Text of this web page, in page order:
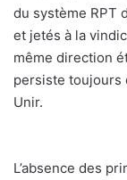
du système RPT
et jetés à la
même direction
persiste toujours
Unir.
L’absence des